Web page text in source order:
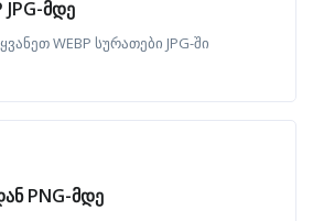
JPG-მდე
WEBP სურათები JPG-ში
PNG-მდე